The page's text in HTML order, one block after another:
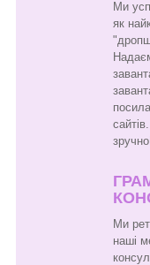
Ми
як
Ми
наші